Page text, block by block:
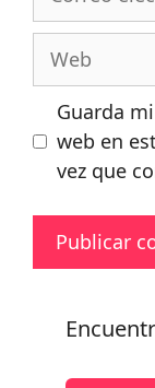
electrónico
Web
Guarda
web en
vez que